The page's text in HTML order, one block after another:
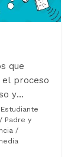
que
proceso
y
en
y
Padre y
/